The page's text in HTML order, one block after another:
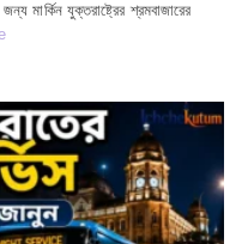
মার্কিন যুক্তরাষ্ট্রের শ্রমবাজারের